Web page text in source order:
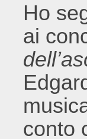
Ho
ai
conto